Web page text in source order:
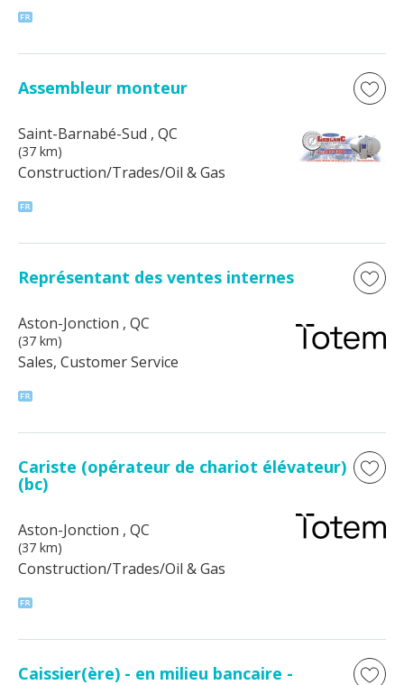
Assembleur monteur
Saint-Barnabé-Sud , QC
(37 km)
Construction/Trades/Oil & Gas
Représentant des ventes internes
Aston-Jonction , QC
(37 km)
Sales, Customer Service
Cariste (opérateur de chariot élévateur)
(bc)
Aston-Jonction , QC
(37 km)
Construction/Trades/Oil & Gas
Caissier(ère) - en milieu bancaire -